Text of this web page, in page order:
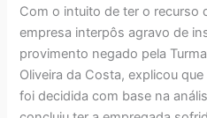
Com o intuito de ter o recurso
empresa interpôs agravo de
provimento negado pela
Oliveira da Costa, explicou
foi decidida com base na